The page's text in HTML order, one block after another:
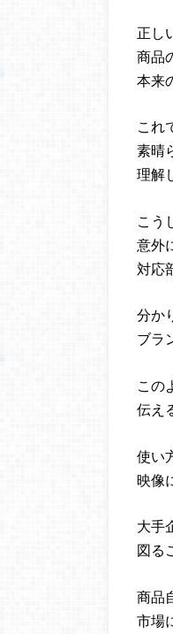
正し
商品
本来
これ
素晴
理解
こう
意外
対応
分か
ブラ
この
伝え
使い
映像
大手
図る
商品
市場